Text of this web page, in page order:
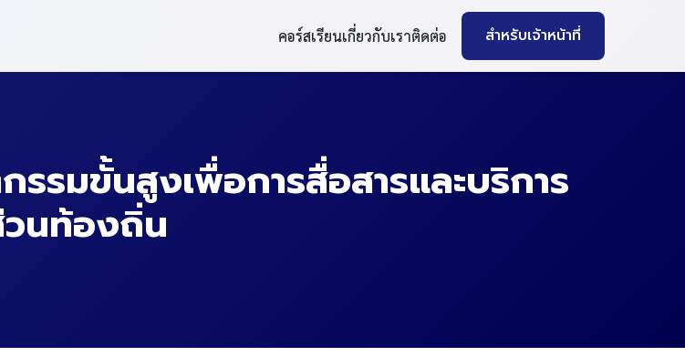
คอร์สเรียนเกี่ยวกับเราติดต่อ สำหรับเจ้าหน้าที่
รมขั้นสูงเพื่อการสื่อสารและบริการ
วนท้องถิ่น